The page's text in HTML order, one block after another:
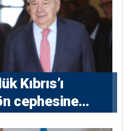
Kıbrıs’ı
cephesine